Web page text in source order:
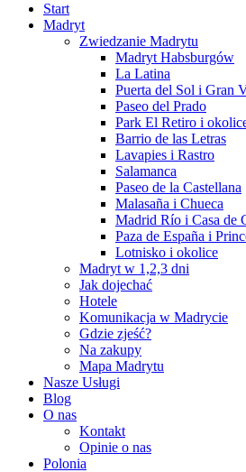
Start
Madryt
Zwiedzanie Madrytu
Madryt Habsburgów
La Latina
Puerta del Sol i Gran
Paseo del Prado
Park El Retiro i
Barrio de las Letras
Lavapies i Rastro
Salamanca
Paseo de la Castellana
Malasaña i Chueca
Madrid Río i Casa de
Paza de España i
Lotnisko i okolice
Madryt w 1,2,3 dni
Jak dojechać
Hotele
Komunikacja w Madrycie
Gdzie zjeść?
Na zakupy
Mapa Madrytu
Nasze Usługi
Blog
O nas
Kontakt
Opinie o nas
Polonia